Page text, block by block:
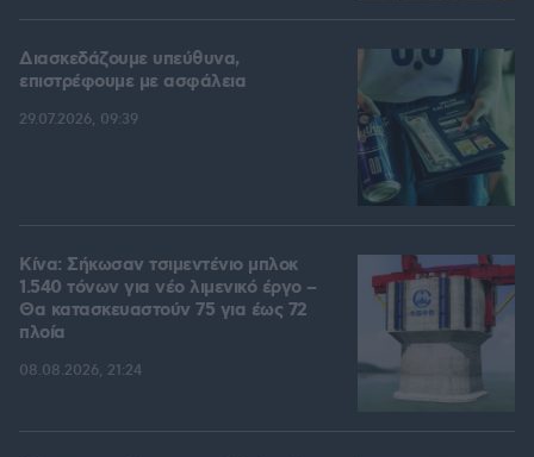
Διασκεδάζουμε υπεύθυνα,
επιστρέφουμε με ασφάλεια
29.07.2026, 09:39
Κίνα: Σήκωσαν τσιμεντένιο μπλοκ
1.540 τόνων για νέο λιμενικό έργο –
Θα κατασκευαστούν 75 για έως 72
πλοία
08.08.2026, 21:24